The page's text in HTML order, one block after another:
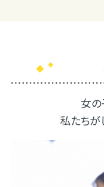
女の
私たちが